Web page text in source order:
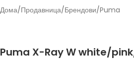
Дома/Продавница/Брендови/Puma
Puma X-Ray W white/